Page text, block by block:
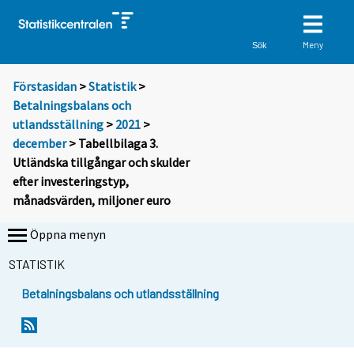
Sök Meny
Förstasidan >Statistik >
Betalningsbalans och
utlandsställning > 2021 >
december> Tabellbilaga 3.
Utländska tillgångar och skulder
efter investeringstyp,
månadsvärden, miljoner euro
Öppna menyn
STATISTIK
Betalningsbalans och utlandsställning